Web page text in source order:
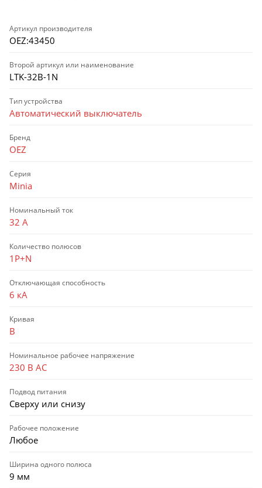
Артикул производителя
OEZ:43450
Второй артикул или наименование
LTK-32B-1N
Тип устройства
Автоматический выключатель
Бренд
OEZ
Серия
Minia
Номинальный ток
32 А
Количество полюсов
1P+N
Отключающая способность
6 кА
Кривая
B
Номинальное рабочее напряжение
230 В AC
Подвод питания
Сверху или снизу
Рабочее положение
Любое
Ширина одного полюса
9 мм